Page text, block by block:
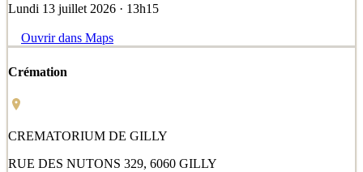
Lundi 13 juillet 2026 · 13h15
Ouvrir dans Maps
Crémation
CREMATORIUM DE GILLY
RUE DES NUTONS 329, 6060 GILLY